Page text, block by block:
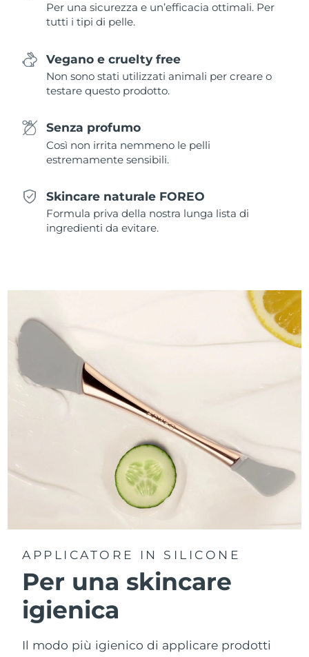
Per una sicurezza e un’efficacia ottimali. Per
tutti i tipi di pelle.
Vegano e cruelty free
Non sono stati utilizzati animali per creare o
testare questo prodotto.
Senza profumo
Così non irrita nemmeno le pelli
estremamente sensibili.
Skincare naturale FOREO
Formula priva della nostra lunga lista di
ingredienti da evitare.
APPLICATORE IN SILICONE
Per una skincare
igienica
Il modo più igienico di applicare prodotti